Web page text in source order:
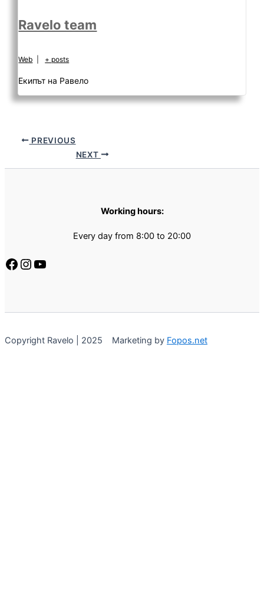
Ravelo team
Web + posts
Екипът на Равело
PREVIOUS
NEXT
Working hours:
Every day from 8:00 to 20:00
Copyright Ravelo | 2025 Marketing by Fopos.net